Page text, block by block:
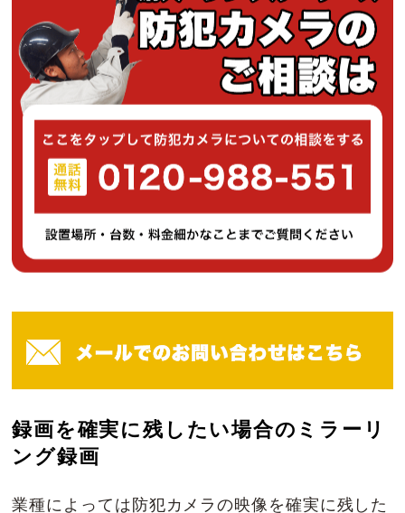
録画を確実に残したい場合のミラーリ
ング録画
業種によっては防犯カメラの映像を確実に残した